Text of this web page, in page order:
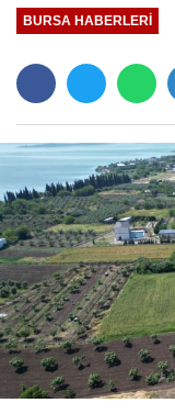
BURSA HABERLERI